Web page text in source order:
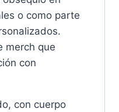
o como parte
merch que
con
con cuerpo